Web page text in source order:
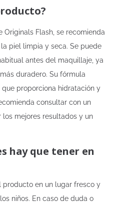
Originals Flash, se recomienda
piel limpia y seca. Se puede
antes del maquillaje, ya
duradero. Su fórmula
proporciona hidratación y
consultar con un
mejores resultados y un
hay que tener en
producto en un lugar fresco y
niños. En caso de duda o